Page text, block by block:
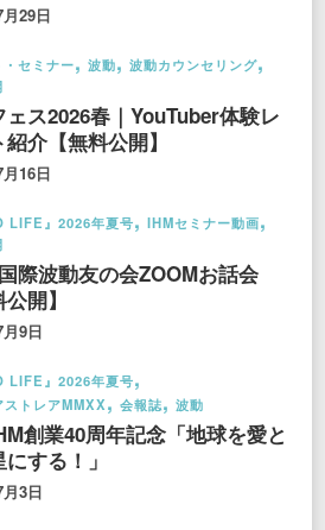
29日
セミナー 波動
波動カウンセリング
ェス2026春｜YouTuber体験レ
介【無料公開】
16日
LIFE』2026年夏号
IHMセミナー動画
際波動友の会ZOOMお話会
公開】
9日
LIFE』2026年夏号
トレアMMXX
会報誌 波動
創業40周年記念「地球を愛と
する！」
3日